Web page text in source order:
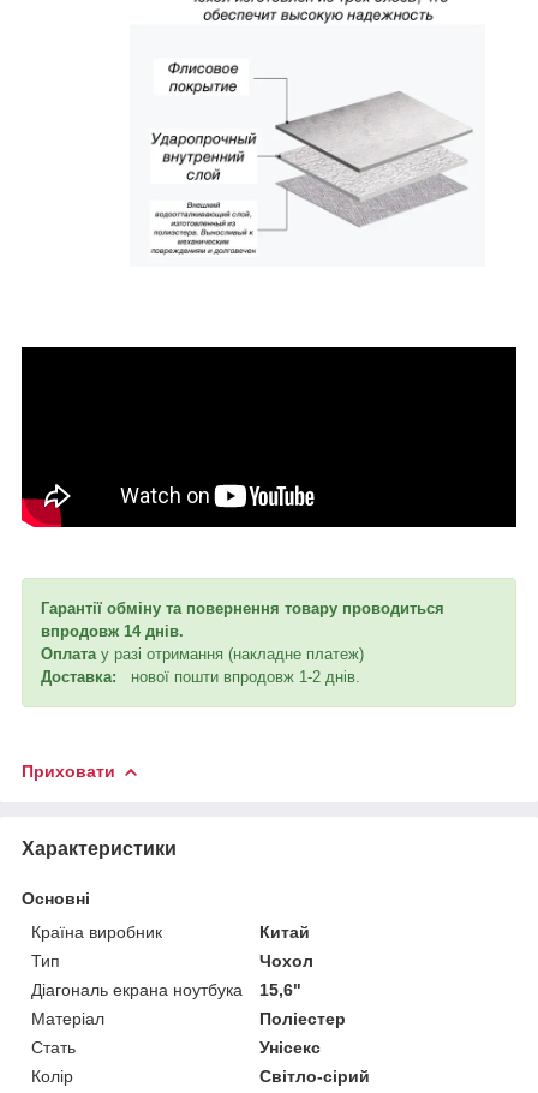
Гарантії обміну та повернення товару проводиться
впродовж 14 днів.
Оплата у разі отримання (накладне платеж)
Доставка:
нової пошти впродовж 1-2 днів.
Приховати
Характеристики
Основні
Країна виробник
Китай
Тип
Чохол
Діагональ екрана ноутбука
15,6"
Матеріал
Поліестер
Стать
Унісекс
Колір
Світло-сірий